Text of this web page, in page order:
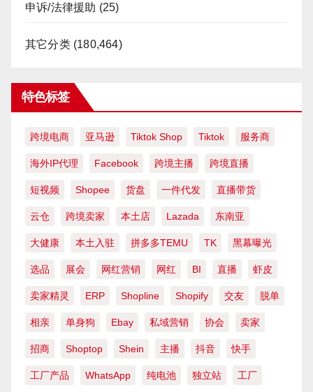
申诉/法律援助 (25)
其它分类(180,464)
特色标签
跨境电商 亚马逊 Tiktok Shop Tiktok 服务商
海外IP代理 Facebook 跨境主播 跨境直播
短视频 Shopee 货盘 一件代发 直播带货
云仓 跨境卖家 本土店 Lazada 东南亚
大健康 本土入驻 拼多多TEMU TK 黑幕曝光
选品 展会 网红营销 网红 BI 直播 虾皮
卖家精灵 ERP Shopline Shopify 交友 脱单
相亲 单身狗 Ebay 私域营销 协会 卖家
招商 Shoptop Shein 主播 抖音 快手
工厂产品 WhatsApp 纯电池 独立站 工厂